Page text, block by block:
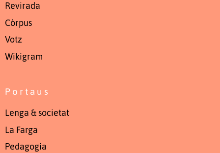
Revirada
Còrpus
Votz
Wikigram
Portaus
Lenga & societat
La Farga
Pedagogia